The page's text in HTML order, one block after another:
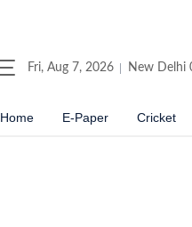
Fri, Aug 7, 2026 New Delhi
Home E-Paper Cricket